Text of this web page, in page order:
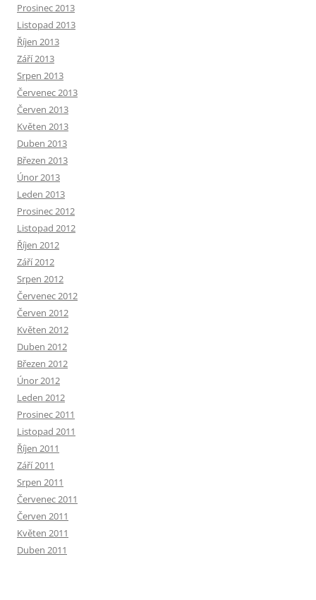
Prosinec 2013
Listopad 2013
Říjen 2013
Září 2013
Srpen 2013
Červenec 2013
Červen 2013
Květen 2013
Duben 2013
Březen 2013
Únor 2013
Leden 2013
Prosinec 2012
Listopad 2012
Říjen 2012
Září 2012
Srpen 2012
Červenec 2012
Červen 2012
Květen 2012
Duben 2012
Březen 2012
Únor 2012
Leden 2012
Prosinec 2011
Listopad 2011
Říjen 2011
Září 2011
Srpen 2011
Červenec 2011
Červen 2011
Květen 2011
Duben 2011